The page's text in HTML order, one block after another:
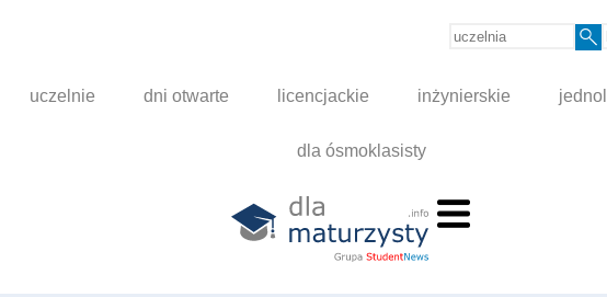
uczelnie dni otwarte licencjackie inżynierskie
dla ósmoklasisty